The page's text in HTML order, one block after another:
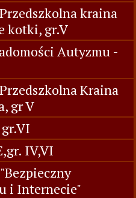
kraina
kotki, gr.V
Autyzmu -
Kraina
gr V
IV,VI
i Internecie"